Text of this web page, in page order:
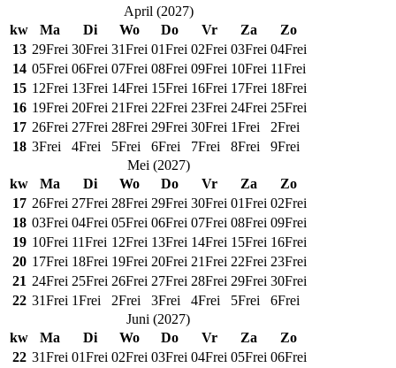
April (2027)
kw
Ma Di Wo Do Vr Za
Zo
13 29Frei 30Frei 31Frei 01Frei 02Frei 03Frei 04Frei
14 05Frei 06Frei 07Frei 08Frei 09Frei 10Frei 11Frei
15 12Frei 13Frei 14Frei 15Frei 16Frei 17Frei 18Frei
16 19Frei 20Frei 21Frei 22Frei 23Frei 24Frei 25Frei
17 26Frei 27Frei 28Frei 29Frei 30Frei 1Frei 2Frei
18 3Frei 4Frei 5Frei 6Frei 7Frei 8Frei 9Frei
Mei (2027)
kw
Ma Di Wo Do Vr Za
Zo
17 26Frei 27Frei 28Frei 29Frei 30Frei 01Frei 02Frei
18 03Frei 04Frei 05Frei 06Frei 07Frei 08Frei 09Frei
19 10Frei 11Frei 12Frei 13Frei 14Frei 15Frei 16Frei
20 17Frei 18Frei 19Frei 20Frei 21Frei 22Frei 23Frei
21 24Frei 25Frei 26Frei 27Frei 28Frei 29Frei 30Frei
22 31Frei 1Frei 2Frei 3Frei 4Frei 5Frei 6Frei
Juni (2027)
kw
Ma Di Wo Do Vr Za
Zo
22 31Frei 01Frei 02Frei 03Frei 04Frei 05Frei 06Frei